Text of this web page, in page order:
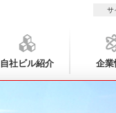
サ
自社ビル紹介 企業